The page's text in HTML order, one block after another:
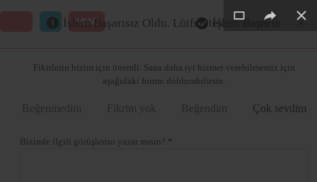
MENÜ
Fikirlerin bizim için önemli. Sana daha iyi hizmet verebilmemiz için
aşağıdaki formu doldurabilirsin.
Beğenmedim Fikrim yok Beğendim Çok sevdim
Bizimle ilgili görüşlerini yazar mısın? *
×
×
×
İşlem Başarılı ×
İşlem Başarısız Oldu. Lütfen tekrar deneyin ×